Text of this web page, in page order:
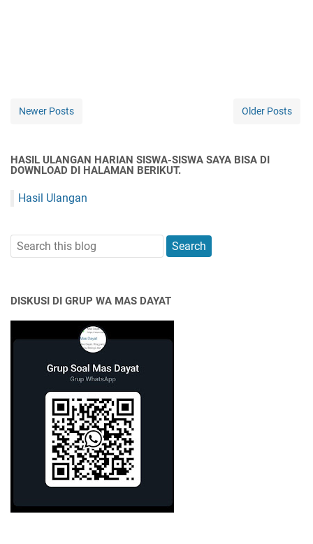
Newer Posts Older Posts
HASIL ULANGAN HARIAN SISWA-SISWA SAYA BISA DI
DOWNLOAD DI HALAMAN BERIKUT.
Hasil Ulangan
DISKUSI DI GRUP WA MAS DAYAT